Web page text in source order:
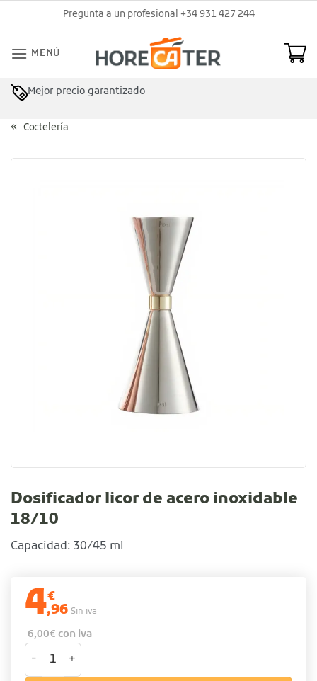
al
Pregunta a un profesional +34 931 427 244
MENÚ
Mejor precio garantizado
Coctelería
Dosificador licor de acero inoxidable
18/10
Capacidad: 30/45 ml
4€
,96 Sin iva
6,00€ con iva
Dosificador licor de acero inoxidable 18/10 cantidad